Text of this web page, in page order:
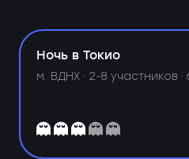
Ночь в Токио
м. ВДНХ ·2-8 участников ·